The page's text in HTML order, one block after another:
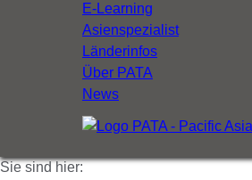
E-Learning
Asienspezialist
Länderinfos
Über PATA
News
Sie sind hier: